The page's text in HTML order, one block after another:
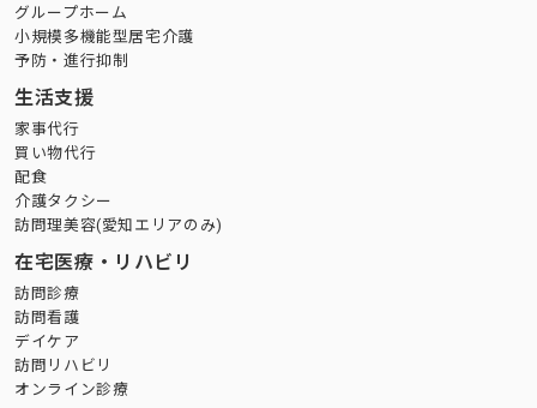
グループホーム
小規模多機能型居宅介護
予防・進行抑制
生活支援
家事代行
買い物代行
配食
介護タクシー
訪問理美容(愛知エリアのみ)
在宅医療・リハビリ
訪問診療
訪問看護
デイケア
訪問リハビリ
オンライン診療